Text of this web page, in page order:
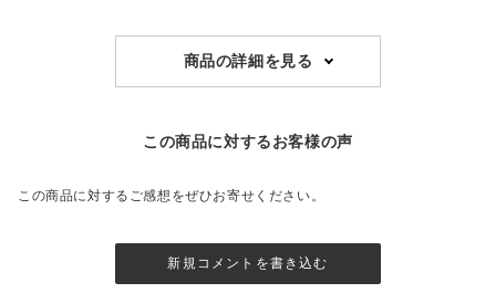
商品の詳細を見る
この商品に対するお客様の声
この商品に対するご感想をぜひお寄せください。
新規コメントを書き込む